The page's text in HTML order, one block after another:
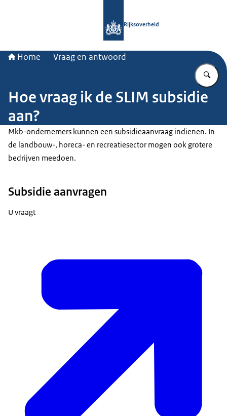
Rijksoverheid
Home Vraag en antwoord
Hoe vraag ik de SLIM subsidie
aan?
Mkb-ondernemers kunnen een subsidieaanvraag indienen. In
de landbouw-, horeca- en recreatiesector mogen ook grotere
bedrijven meedoen.
Subsidie aanvragen
U vraagt